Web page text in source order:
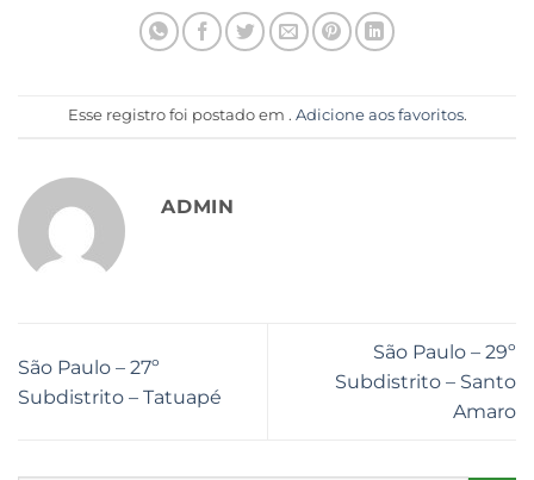
Esse registro foi postado em . Adicione aos favoritos.
ADMIN
São Paulo – 27º
Subdistrito – Tatuapé
São Paulo – 29º
Subdistrito – Santo
Amaro